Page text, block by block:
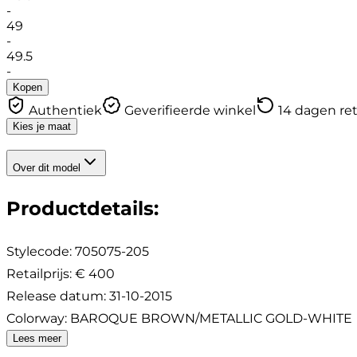
-
49
-
49.5
-
Kopen
Authentiek Geverifieerde winkel 14 dagen
Kies je maat
Over dit model
Productdetails:
Stylecode: 705075-205
Retailprijs: € 400
Release datum: 31-10-2015
Colorway: BAROQUE BROWN/METALLIC GOLD-WHITE
Lees meer